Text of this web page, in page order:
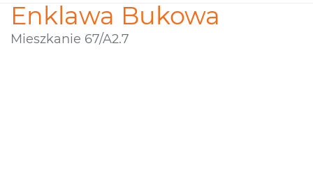
Enklawa Bukowa
Mieszkanie 67/A2.7